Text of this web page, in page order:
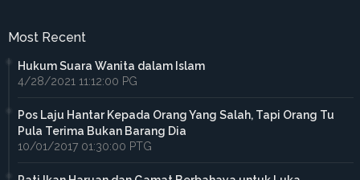
Most Recent
Hukum Suara Wanita dalam Islam
4/28/2021 11:12:00 PG
Pos Laju Hantar Kepada Orang Yang Salah, Tapi Orang Tu
Pula Terima Bukan Barang Dia
10/01/2017 01:30:00 PTG